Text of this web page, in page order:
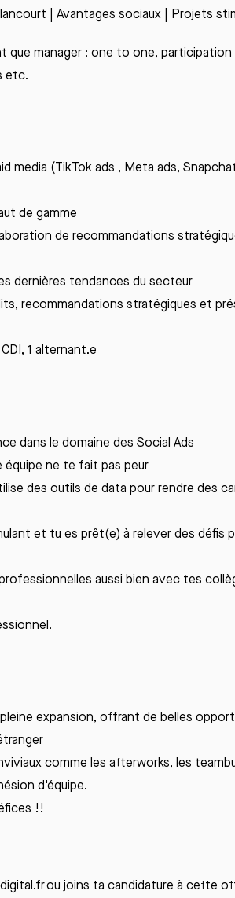
| Avantages sociaux | Projets
manager : one to one, participation
etc.
media (TikTok ads , Meta ads,
de gamme
de recommandations
dernières tendances du secteur
recommandations stratégiques et
1 alternant.e
dans le domaine des Social Ads
équipe ne te fait pas peur
des outils de data pour rendre des
et tu es prêt(e) à releverdes défis
aussi bien avec tes
.
expansion, offrant de belles
comme les afterworks, les
d'équipe.
!!
ou joins ta candidature à cette